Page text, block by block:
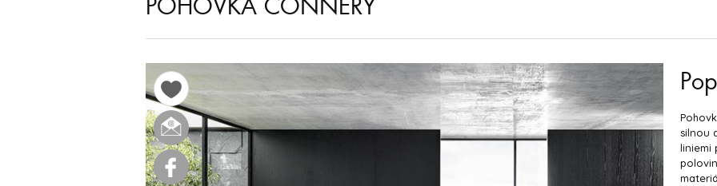
POHOVKA CONNERY
silnou
liniemi